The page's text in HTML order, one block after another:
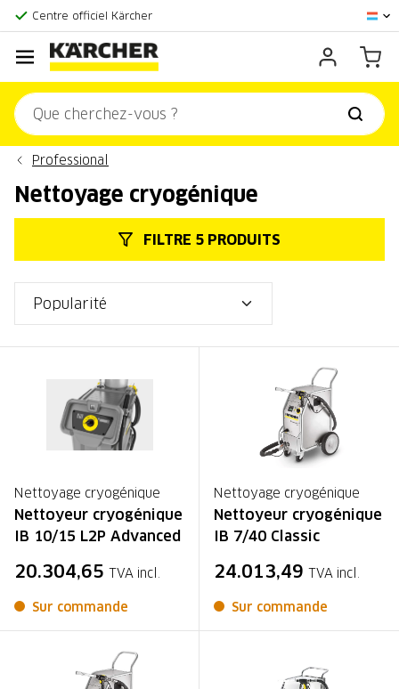
Centre officiel Kärcher
Score client:9,3/10
Professional
Nettoyage cryogénique
FILTRE 5 PRODUITS
Nettoyage cryogénique
Nettoyeur cryogénique
IB 10/15 L2P Advanced
20.304,65 TVA incl.
Sur commande
Nettoyage cryogénique
Nettoyeur cryogénique
IB 7/40 Classic
24.013,49 TVA incl.
Sur commande